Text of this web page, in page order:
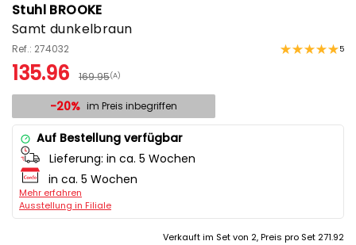
Stuhl BROOKE
Samt dunkelbraun
Ref.: 274032 5
135.96 169.95(A)
-20% im Preis inbegriffen
Auf Bestellung verfügbar
Lieferung: in ca. 5 Wochen
in ca. 5 Wochen
Mehr erfahren
Ausstellung in Filiale
Verkauft im Set von 2, Preis pro Set 271.92